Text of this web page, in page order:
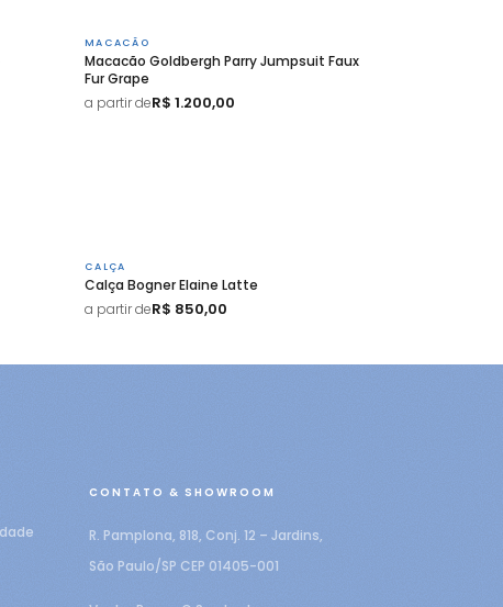
MACACÃO
Macacão Goldbergh Parry Jumpsuit Faux
Fur Grape
a partir deR$ 1.200,00
CALÇA
Calça Bogner Elaine Latte
a partir deR$ 850,00
CONTATO & SHOWROOM
R. Pamplona, 818, Conj. 12 – Jardins,
São Paulo/SP CEP 01405-001